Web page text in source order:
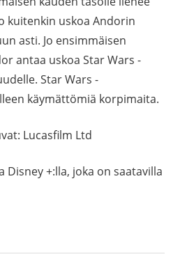
kuitenkin uskoa Andorin
asti. Jo ensimmäisen
antaa uskoa Star Wars -
Star Wars -
käymättömiä korpimaita.
Lucasfilm Ltd
+:lla, joka on saatavilla